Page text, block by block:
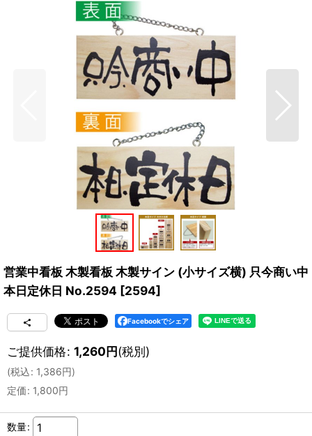
営業中看板 木製看板 木製サイン (小サイズ横) 只今商い中
本日定休日 No.2594 [2594]
Facebookでシェア
ご提供価格: 1,260円(税別)
(税込: 1,386円)
定価: 1,800円
数量: